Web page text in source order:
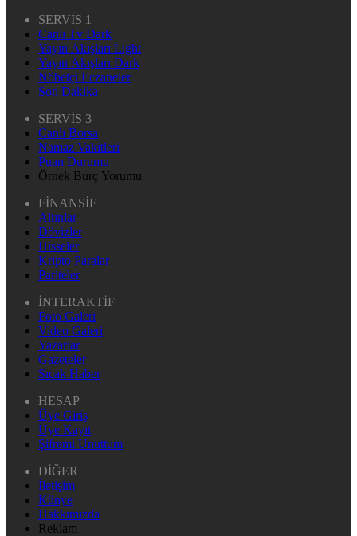
SERVİS 1
Canlı Tv Dark
Yayın Akışları Light
Yayın Akışları Dark
Nöbetçi Eczaneler
Son Dakika
SERVİS 3
Canlı Borsa
Namaz Vakitleri
Puan Durumu
Örnek Burç Yorumu
FİNANSİF
Altınlar
Dövizler
Hisseler
Kripto Paralar
Pariteler
İNTERAKTİF
Foto Galeri
Video Galeri
Yazarlar
Gazeteler
Sıcak Haber
HESAP
Üye Giriş
Üye Kayıt
Şifremi Unuttum
DİĞER
İletişim
Künye
Hakkımızda
Reklam